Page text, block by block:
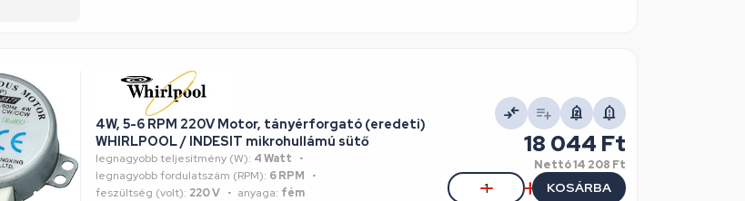
4W, 5-6 RPM 220V Motor, tányérforgató (eredeti)
WHIRLPOOL / INDESIT mikrohullámú sütő
legnagyobb teljesítmény (W): 4 Watt
legnagyobb fordulatszám (RPM): 6 RPM
feszültség (volt): 220 V anyaga: fém
18 044 Ft
Nettó14 208 Ft
KOSÁRBA